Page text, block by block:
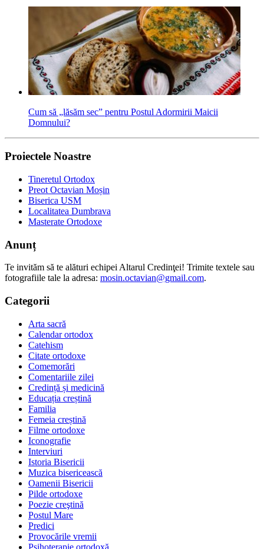
Cum să „lăsăm sec” pentru Postul Adormirii Maicii
Domnului?
Proiectele Noastre
Tineretul Ortodox
Preot Octavian Moșin
Biserica USM
Localitatea Dumbrava
Masterate Ortodoxe
Anunț
Te invităm să te alături echipei Altarul Credinţei! Trimite textele sau
fotografiile tale la adresa: mosin.octavian@gmail.com.
Categorii
Arta sacră
Calendar ortodox
Catehism
Citate ortodoxe
Comemorări
Comentariile zilei
Credință și medicină
Educația creștină
Familia
Femeia creștină
Filme ortodoxe
Iconografie
Interviuri
Istoria Bisericii
Muzica bisericească
Oamenii Bisericii
Pilde ortodoxe
Poezie creştină
Postul Mare
Predici
Provocările vremii
Psihoterapie ortodoxă